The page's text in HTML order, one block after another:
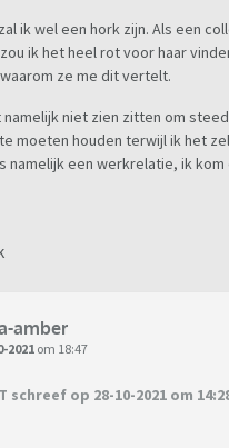
ik wel een hork zijn. Als een
ik het heel rot voor haar
ze me dit vertelt.
namelijk niet zien zitten om
moeten houden terwijl ik het
namelijk een werkrelatie, ik
amber
2021 om 18:47
schreef op 28-10-2021 om